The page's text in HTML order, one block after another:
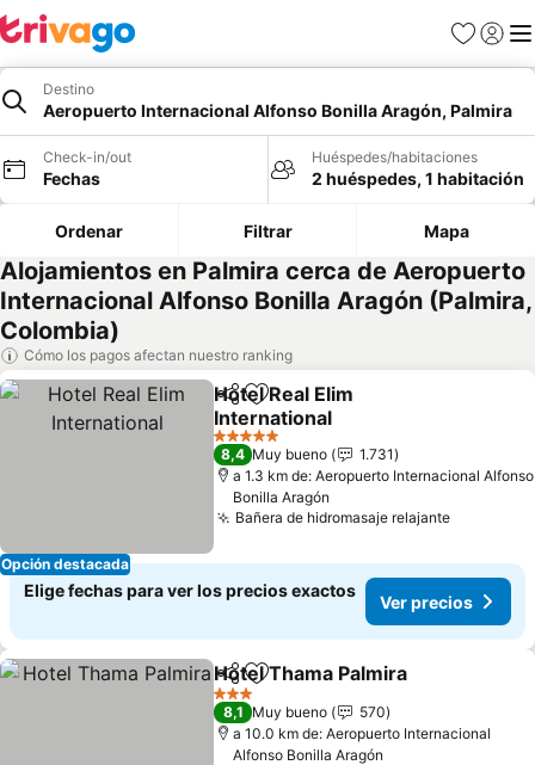
Favoritos
Iniciar
Destino
Aeropuerto Internacional Alfonso Bonilla Aragón, Palmira
Check-in/out
Fechas
Huéspedes/habitaciones
2 huéspedes, 1 habitación
Ordenar Filtrar Mapa
Alojamientos en Palmira cerca de Aeropuerto
Internacional Alfonso Bonilla Aragón (Palmira,
Colombia)
Cómo los pagos afectan nuestro ranking
Opción destacada
CompartirAgregar a favoritos
Hotel Real Elim
International
5 Estrellas
8,4 Muy bueno
1.731
a 1.3 km de: Aeropuerto Internacional Alfonso
Bonilla Aragón
Bañera de hidromasaje relajante
Elige fechas para ver los precios exactos
Ver precios
CompartirAgregar a favoritos
Hotel Thama Palmira
3 Estrellas
8,1 Muy bueno
570
a 10.0 km de: Aeropuerto Internacional
Alfonso Bonilla Aragón